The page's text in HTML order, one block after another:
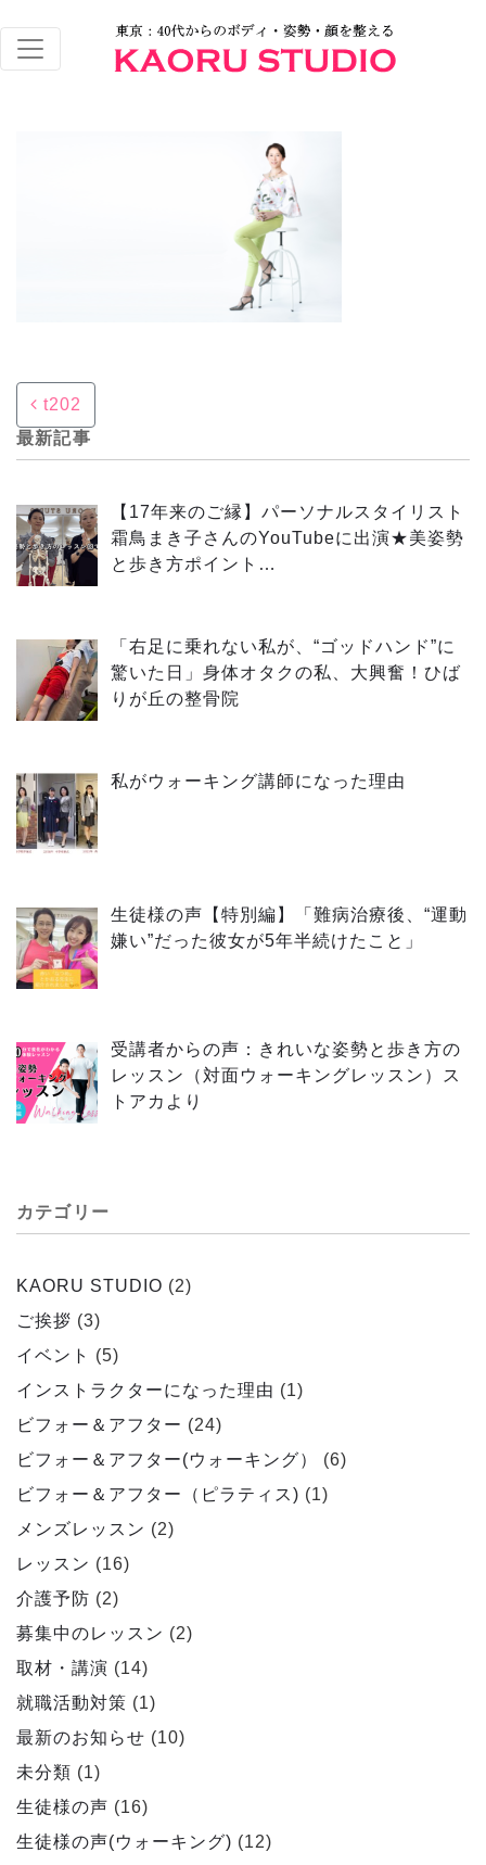
Post navigation
t202
最新記事
【17年来のご縁】パーソナルスタイリスト
霜鳥まき子さんのYouTubeに出演★美姿勢
と歩き方ポイント…
「右足に乗れない私が、“ゴッドハンド”に
驚いた日」身体オタクの私、大興奮！ひば
りが丘の整骨院
私がウォーキング講師になった理由
生徒様の声【特別編】「難病治療後、“運動
嫌い”だった彼女が5年半続けたこと」
受講者からの声：きれいな姿勢と歩き方の
レッスン（対面ウォーキングレッスン）ス
トアカより
カテゴリー
KAORU STUDIO (2)
ご挨拶 (3)
イベント
(5)
インストラクターになった理由 (1)
ビフォー＆アフター (24)
ビフォー＆アフター(ウォーキング）
(6)
ビフォー＆アフター（ピラティス) (1)
メンズレッスン (2)
レッスン (16)
介護予防 (2)
募集中のレッスン (2)
取材・講演 (14)
就職活動対策 (1)
最新のお知らせ (10)
未分類 (1)
生徒様の声 (16)
生徒様の声(ウォーキング) (12)